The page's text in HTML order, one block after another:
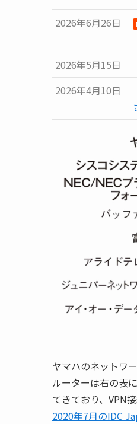
2026年6月26日
2026年5月15日
2026年4月10日
ヤマハのネットワ
ルーターは右の表
てきており、VPN
2020年7月のIDC